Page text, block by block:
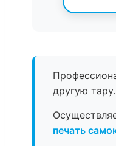
другую
печать